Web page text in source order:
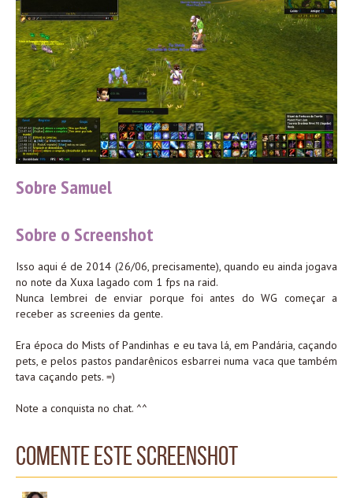
Sobre Samuel
Sobre o Screenshot
Isso aqui é de 2014 (26/06, precisamente), quando eu ainda jogava
no note da Xuxa lagado com 1 fps na raid.
Nunca lembrei de enviar porque foi antes do WG começar a
receber as screenies da gente.
Era época do Mists of Pandinhas e eu tava lá, em Pandária, caçando
pets, e pelos pastos pandarênicos esbarrei numa vaca que também
tava caçando pets. =)
Note a conquista no chat. ^^
Comente este Screenshot